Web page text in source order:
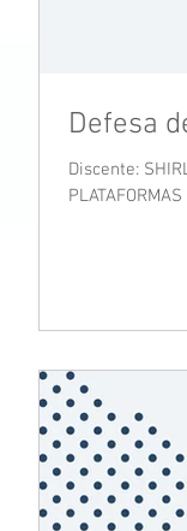
Defesa
Discente: